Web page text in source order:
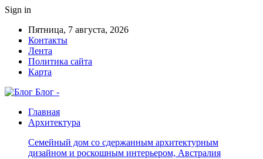
Sign in
Пятница, 7 августа, 2026
Контакты
Лента
Политика сайта
Карта
Блог -
Главная
Архитектура
Семейный дом со сдержанным архитектурным
дизайном и роскошным интерьером, Австралия